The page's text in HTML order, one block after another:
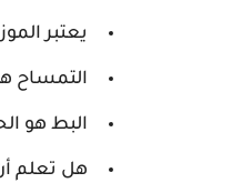
يعتبر
التمساح
البط هو
هل تعلم أن شخصا